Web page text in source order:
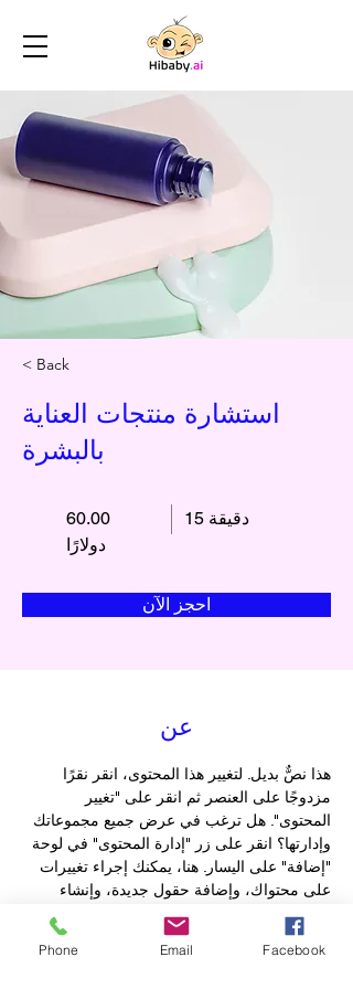
< Back
استشارة منتجات العناية
بالبشرة
60.00
دولارًا
15 دقيقة
احجز الآن
عن
هذا نصٌّ بديل. لتغيير هذا المحتوى، انقر نقرًا
مزدوجًا على العنصر ثم انقر على "تغيير
المحتوى". هل ترغب في عرض جميع مجموعاتك
وإدارتها؟ انقر على زر "إدارة المحتوى" في لوحة
"إضافة" على اليسار. هنا، يمكنك إجراء تغييرات
على محتواك، وإضافة حقول جديدة، وإنشاء
صفحات ديناميكية، والمزيد.
Previous
Phone Email Facebook